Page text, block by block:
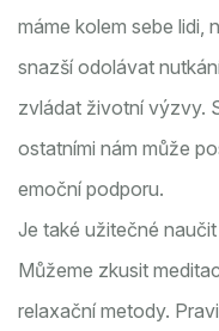
máme kolem sebe lidi,
snazší odolávat
zvládat životní výzvy.
ostatními nám může
emoční podporu.
Je také užitečné
Můžeme zkusit
relaxační metody.